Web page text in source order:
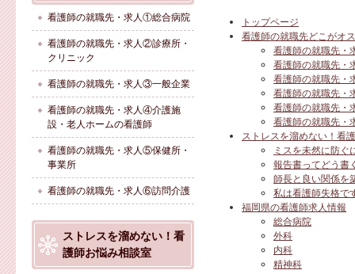
トップページ
看護師の就職先どこがオ
看護師の就職先・
看護師の就職先・
看護師の就職先・
看護師の就職先・
看護師の就職先・
看護師の就職先・
ストレスを溜めない！看
ミスを未然に防ぐ
報告書ってどう書
師長と良い関係を
私は看護師失格で
福岡県の看護師求人情報
総合病院
外科
内科
精神科
看護師の就職先・求人①総合病院
看護師の就職先・求人②診療所・
クリニック
看護師の就職先・求人③一般企業
看護師の就職先・求人④介護施
設・老人ホームの看護師
看護師の就職先・求人⑤保健所・
事業所
看護師の就職先・求人⑥訪問介護
ストレスを溜めない！看
護師お悩み相談室